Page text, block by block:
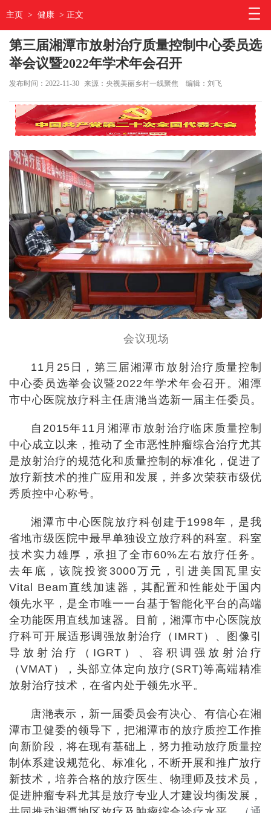
主页 > 健康 > 正文
第三届湘潭市放射治疗质量控制中心委员选
举会议暨2022年学术年会召开
发布时间：2022-11-30 来源：央视美丽乡村一线聚焦 编辑：刘飞
会议现场
11月25日，第三届湘潭市放射治疗质量控制
中心委员选举会议暨2022年学术年会召开。湘潭
市中心医院放疗科主任唐滟当选新一届主任委员。
自2015年11月湘潭市放射治疗临床质量控制
中心成立以来，推动了全市恶性肿瘤综合治疗尤其
是放射治疗的规范化和质量控制的标准化，促进了
放疗新技术的推广应用和发展，并多次荣获市级优
秀质控中心称号。
湘潭市中心医院放疗科创建于1998年，是我
省地市级医院中最早单独设立放疗科的科室。科室
技术实力雄厚，承担了全市60%左右放疗任务。
去年底，该院投资3000万元，引进美国瓦里安
Vital Beam直线加速器，其配置和性能处于国内
领先水平，是全市唯一一台基于智能化平台的高端
全功能医用直线加速器。目前，湘潭市中心医院放
疗科可开展适形调强放射治疗（IMRT）、图像引
导放射治疗（IGRT）、容积调强放射治疗
（VMAT），头部立体定向放疗(SRT)等高端精准
放射治疗技术，在省内处于领先水平。
唐滟表示，新一届委员会有决心、有信心在湘
潭市卫健委的领导下，把湘潭市的放疗质控工作推
向新阶段，将在现有基础上，努力推动放疗质量控
制体系建设规范化、标准化，不断开展和推广放疗
新技术，培养合格的放疗医生、物理师及技术员，
促进肿瘤专科尤其是放疗专业人才建设均衡发展，